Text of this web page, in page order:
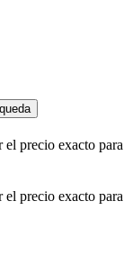
el precio exacto para
el precio exacto para